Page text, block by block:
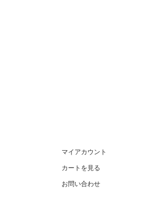
マイアカウント
カートを見る
お問い合わせ